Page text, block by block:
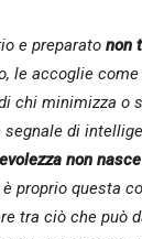
e preparato non
le accoglie
chi minimizza o
di
non
è proprio questa
tra ciò che può